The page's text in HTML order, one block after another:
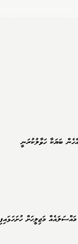
ބަޔަކާ ހަވާލުކުރަނީ
މަޖިލީހަށް ހުށަހަޅައިފި